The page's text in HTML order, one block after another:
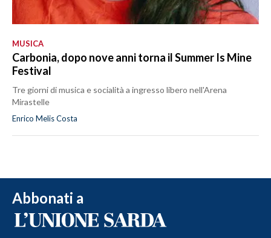
MUSICA
Carbonia, dopo nove anni torna il Summer Is Mine
Festival
Tre giorni di musica e socialità a ingresso libero nell'Arena
Mirastelle
Enrico Melis Costa
Abbonati a